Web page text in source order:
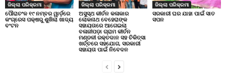
ଜିଲ୍ଲା ପରିକ୍ରମା
ପୌରାଚଂଳ ୧୯ ନମ୍ବର ୱାର୍ଡ଼ରେ
କଂଗ୍ରେସ ପକ୍ଷରୁ ଶୁଖିଲା ଖାଦ୍ୟ
ବଂଟନ
ଜିଲ୍ଲା ପରିକ୍ରମା
ଅସୁସ୍ଥ କୀର୍ତନ କଳାକାର
ଲୋକନାଥ ବେହେରାଙ୍କ
ସହାୟତାରେ ଆଗେଇଲା
ବଳାଜୀପଡ଼ା ଗ୍ରାମ କୀର୍ତନ
ମଣ୍ଡଳୀ ରକ୍ତଦାନ ସହ ଚିକିତ୍ସା
ଖର୍ଚ୍ଚରେ ସହଯୋଗ, ସରକାରୀ
ସହାୟତା ପାଇଁ ନିବେଦନ
ଜିଲ୍ଲା ପରିକ୍ରମା
ସରକାରୀ ଘର ଯାହା ପାଇଁ ସାତ
ସପନ